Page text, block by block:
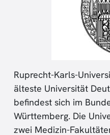
Ruprecht-Karls-
älteste Universität
befindest sich im
Württemberg. Die
zwei Medizin-